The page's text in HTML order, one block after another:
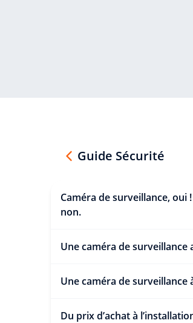
Guide Sécurité
Caméra de surveillance, oui
non.
Une caméra de surveillance
Une caméra de surveillance
Du prix d’achat à